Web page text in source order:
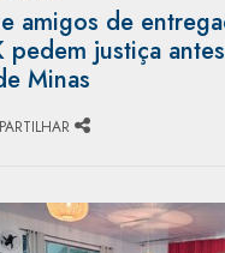
amigos de
pedem justiça
Minas